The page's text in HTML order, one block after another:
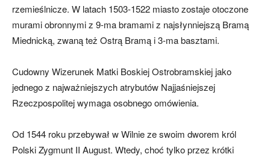
rzemieślnicze. W latach 1503-1522 miasto zostaje otoczone
murami obronnymi z 9-ma bramami z najsłynniejszą Bramą
Miednicką, zwaną też Ostrą Bramą i 3-ma basztami.
Cudowny Wizerunek Matki Boskiej Ostrobramskiej jako
jednego z najważniejszych atrybutów Najjaśniejszej
Rzeczpospolitej wymaga osobnego omówienia.
Od 1544 roku przebywał w Wilnie ze swoim dworem król
Polski Zygmunt II August. Wtedy, choć tylko przez krótki